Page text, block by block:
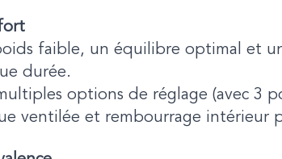
faible, un équilibre optimal et
durée.
options de réglage (avec 3
ventilée et rembourrage intérieur